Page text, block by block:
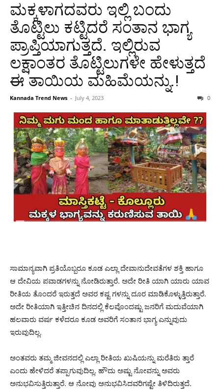
ಮಕ್ಕಳಾಗದವರು ಇಲ್ಲಿ ಬಂದು
ತೊಟ್ಟಿಲು ಕಟ್ಟಿದರೆ ಸಂತಾನ ಭಾಗ್ಯ
ಪ್ರಾಪ್ತಿಯಾಗುತ್ತದೆ. ಇಲ್ಲಿರುವ
ಲಕ್ಷಾಂತರ ತೊಟ್ಟಿಲುಗಳೇ ಹೇಳುತ್ತದೆ
ಈ ತಾಯಿಯ ಮಹಿಮೆಯನ್ನು.!
Kannada Trend News - July 4, 2023 0
ಸಾಮಾನ್ಯವಾಗಿ ಪ್ರತಿಯೊಬ್ಬರೂ ಕೂಡ ಎಲ್ಲಾ ದೇವಾನುದೇವತೆಗಳ ಶಕ್ತಿ ಹಾಗೂ
ಆ ದೇವಿಯ ಪವಾಡಗಳನ್ನು ನೋಡಿರುತ್ತಾರೆ. ಅದೇ ರೀತಿ ಯಾಗಿ ಯಾರು ಯಾವ
ರೀತಿಯ ತೊಂದರೆ ಇರುತ್ತದೆ ಅವರ ಕಷ್ಟ ಗಳನ್ನು ದೂರ ಮಾಡಿಕೊಳ್ಳುತ್ತಿರುತ್ತಾರೆ.
ಅದೇ ರೀತಿಯಾಗಿ ಇತ್ತೀಚಿನ ದಿನದಲ್ಲಿ ಕೆಲವೊಂದಷ್ಟು ಜನರಿಗೆ ಮದುವೆಯಾಗಿ
ಹಲವಾರು ವರ್ಷ ಕಳೆದರೂ ಕೂಡ ಅವರಿಗೆ ಸಂತಾನ ಭಾಗ್ಯ ಎನ್ನುವುದು
ಇರುವುದಿಲ್ಲ.
ಅಂತವರು ತಮ್ಮ ಜೀವನದಲ್ಲಿ ಎಲ್ಲಾ ರೀತಿಯ ಖುಷಿಯನ್ನು ಮರೆತಿರು ತ್ತಾರೆ
ಎಂದು ಹೇಳಿದರೆ ತಪ್ಪಾಗುವುದಿಲ್ಲ. ಹೌದು ಅಷ್ಟು ನೋವನ್ನು ಅವರು
ಅನುಭವಿಸುತ್ತಿರುತ್ತಾರೆ. ಆ ನೋವು ಅನುಭವಿಸಿದವರಿಗಷ್ಟೇ ತಿಳಿದಿರುತ್ತದೆ.